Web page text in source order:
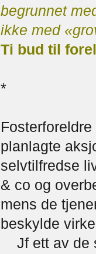
begrunnet
ikke med
Ti bud til
*
planlagte
selvtilfredse
& co og
mens de
beskylde
Jf ett av de